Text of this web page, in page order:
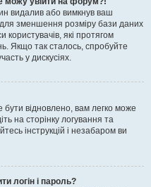
видалив або вимкнув ваш
зменшення розміру бази даних
користувачів, які протягом
Якщо так сталось, спробуйте
у дискусіях.
відновлено, вам легко може
на сторінку логування та
інструкцій і незабаром ви
логін і пароль?